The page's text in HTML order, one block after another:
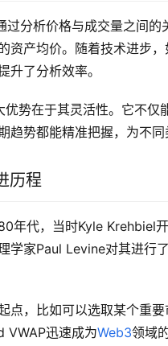
分析价格与成交量之间
资产均价。随着技术进步
了分析效率。
势在于其灵活性。它不仅
势都能精准把握，为不
历程
年代，当时Kyle Krehbiel
学家Paul Levine对其进行
点，比如可以选取某个重
VWAP迅速成为Web3领域